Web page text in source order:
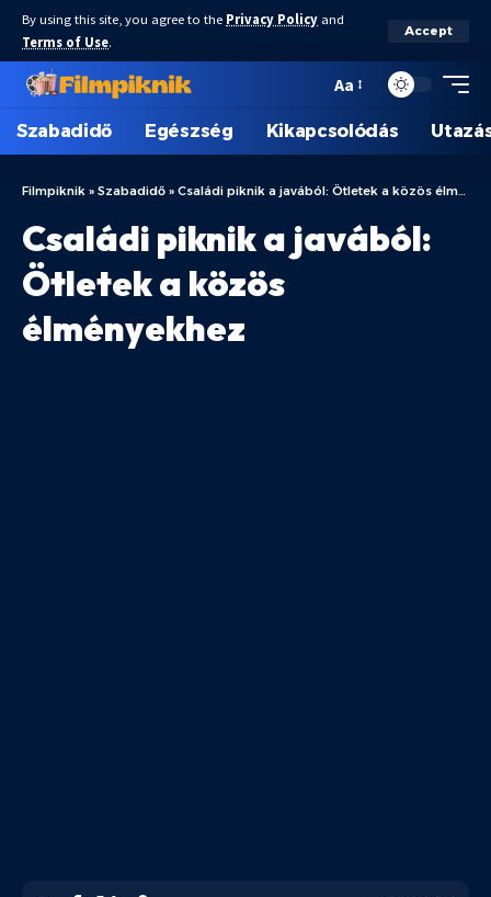
By using this site, you agree to the Privacy Policy and
Terms of Use.
Accept
Aa
Szabadidő Egészség Kikapcsolódás
Filmpiknik » Szabadidő » Családi piknik a javából: Ötletek a közös élményekhez
Családi piknik a javából:
Ötletek a közös
élményekhez